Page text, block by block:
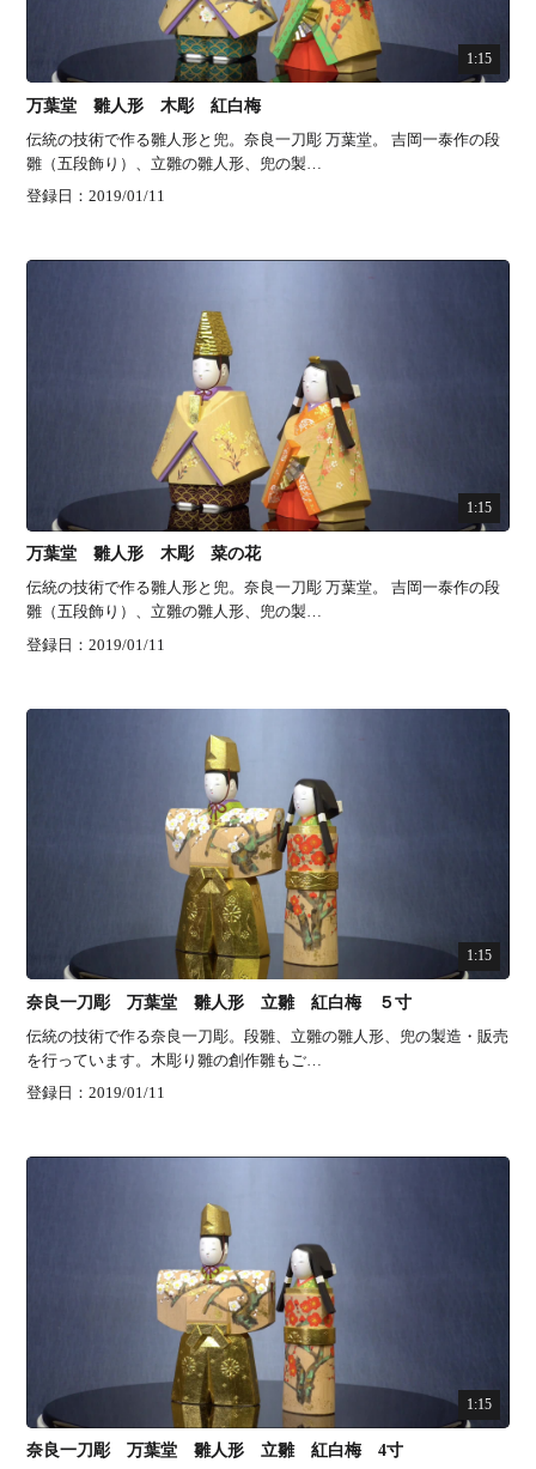
1:15
万葉堂 雛人形 木彫 紅白梅
伝統の技術で作る雛人形と兜。奈良一刀彫 万葉堂。 吉岡一泰作の段
雛（五段飾り）、立雛の雛人形、兜の製…
登録日：2019/01/11
1:15
万葉堂 雛人形 木彫 菜の花
伝統の技術で作る雛人形と兜。奈良一刀彫 万葉堂。 吉岡一泰作の段
雛（五段飾り）、立雛の雛人形、兜の製…
登録日：2019/01/11
1:15
奈良一刀彫 万葉堂 雛人形 立雛 紅白梅 ５寸
伝統の技術で作る奈良一刀彫。段雛、立雛の雛人形、兜の製造・販売
を行っています。木彫り雛の創作雛もご…
登録日：2019/01/11
1:15
奈良一刀彫 万葉堂 雛人形 立雛 紅白梅 4寸